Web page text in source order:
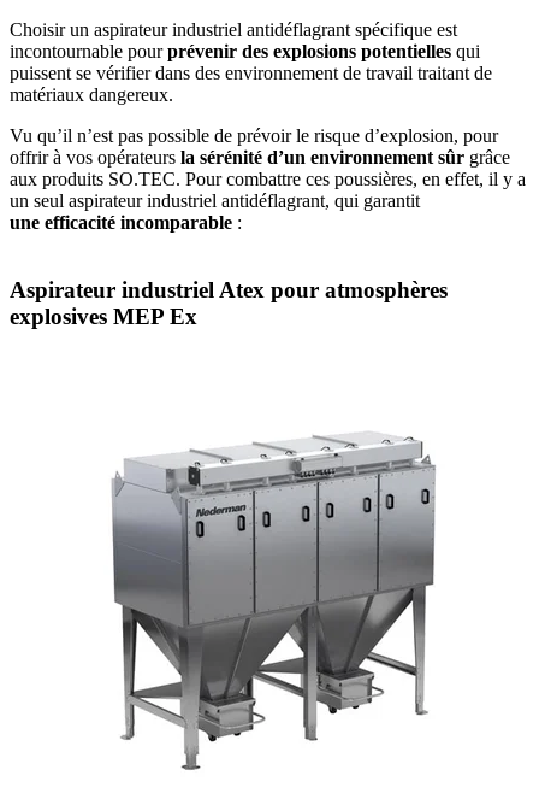
Choisir un aspirateur industriel antidéflagrant spécifique est
incontournable pourprévenir des explosions potentielles qui
puissent se vérifier dans des environnement de travail traitant de
matériaux dangereux.
Vu qu’il n’est pas possible de prévoir le risque d’explosion, pour
offrir à vos opérateurs la sérénité d’un environnement sûr grâce
aux produits SO.TEC. Pour combattre ces poussières, en effet, il y a
un seul aspirateur industriel antidéflagrant, qui garantit
une efficacité incomparable :
Aspirateur industriel Atex pour atmosphères
explosives MEP Ex